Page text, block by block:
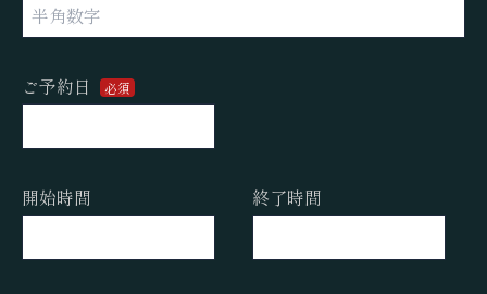
ご予約日 必須
開始時間 終了時間